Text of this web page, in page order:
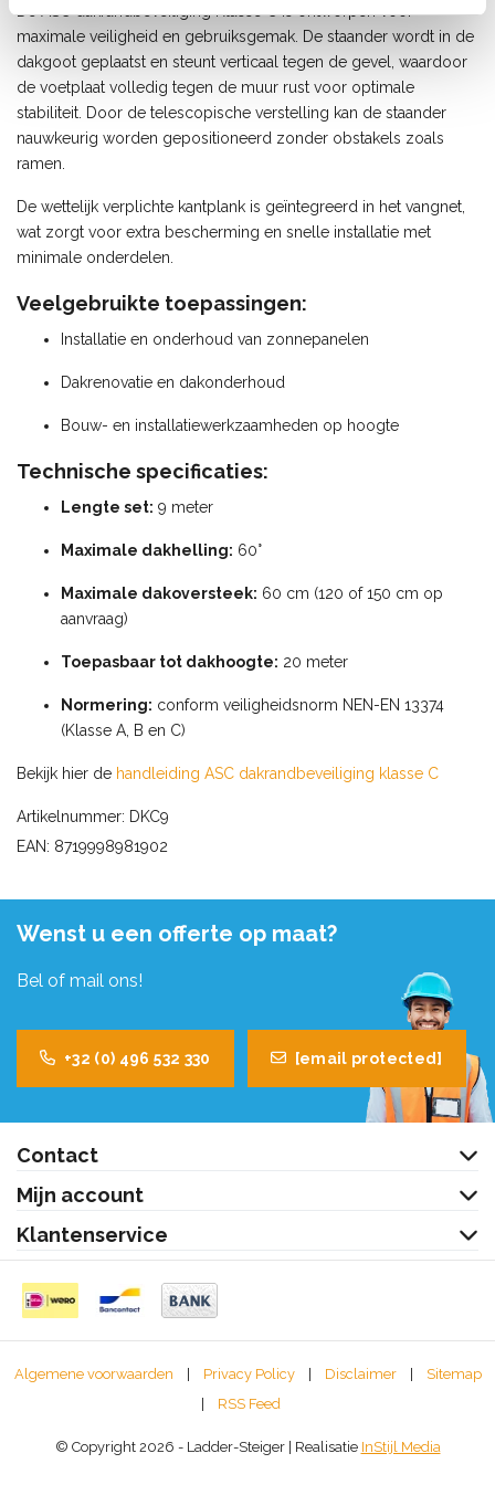
De ASC dakrandbeveiliging Klasse C is ontworpen voor
maximale veiligheid en gebruiksgemak. De staander wordt in de
dakgoot geplaatst en steunt verticaal tegen de gevel, waardoor
de voetplaat volledig tegen de muur rust voor optimale
stabiliteit. Door de telescopische verstelling kan de staander
nauwkeurig worden gepositioneerd zonder obstakels zoals
ramen.
De wettelijk verplichte kantplank is geïntegreerd in het vangnet,
wat zorgt voor extra bescherming en snelle installatie met
minimale onderdelen.
Veelgebruikte toepassingen:
Installatie en onderhoud van zonnepanelen
Dakrenovatie en dakonderhoud
Bouw- en installatiewerkzaamheden op hoogte
Technische specificaties:
Lengte set: 9 meter
Maximale dakhelling: 60°
Maximale dakoversteek: 60 cm (120 of 150 cm op
aanvraag)
Toepasbaar tot dakhoogte: 20 meter
Normering: conform veiligheidsnorm NEN-EN 13374
(Klasse A, B en C)
Bekijk hier de handleiding ASC dakrandbeveiliging klasse C
Artikelnummer: DKC9
EAN: 8719998981902
Wenst u een offerte op maat?
Bel of mail ons!
+32 (0) 496 532 330 [email protected]
Contact
Mijn account
Klantenservice
Algemene voorwaarden | Privacy Policy | Disclaimer |
Sitemap
|
RSS Feed
© Copyright 2026 - Ladder-Steiger | Realisatie InStijl Media